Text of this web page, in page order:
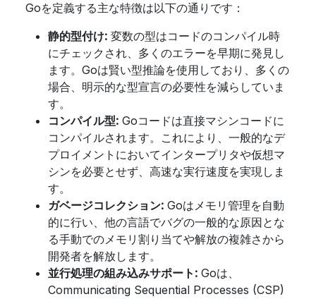
Goを定義する主な特徴は以下の通りです：
静的型付け: 変数の型はコードのコンパイル時
にチェックされ、多くのエラーを早期に発見し
ます。Goは賢い型推論を使用しており、多くの
場合、明示的な型宣言の必要性を減らしていま
す。
コンパイル型: Goコードは直接マシンコードに
コンパイルされます。これにより、一般的なデ
プロイメントにおいてインタープリタや仮想マ
シンを必要とせず、高速な実行速度を実現しま
す。
ガベージコレクション: Goはメモリ管理を自動
的に行い、他の言語でバグの一般的な原因とな
る手動でのメモリ割り当てや解放の複雑さから
開発者を解放します。
並行処理の組み込みサポート: Goは、
Communicating Sequential Processes (CSP)